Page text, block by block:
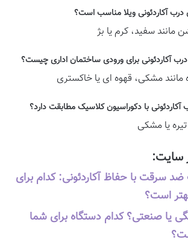
سفید، کرم یا بژ
مشکی، قهوه ای یا خاکستری
یا مشکی
سایت:
سرقت با حفاظ آکاردئونی: کدام برای
است؟
یا صنعتی؟ کدام دستگاه برای شما